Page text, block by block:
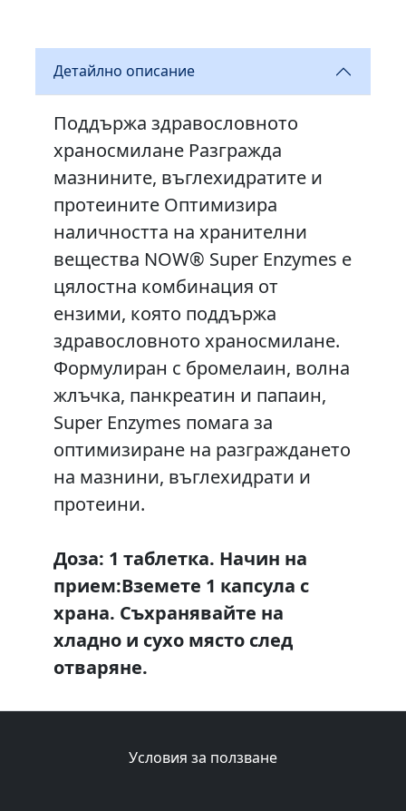
Детайлно описание
Поддържа здравословното
храносмилане Разгражда
мазнините, въглехидратите и
протеините Оптимизира
наличността на хранителни
вещества NOW® Super Enzymes е
цялостна комбинация от
ензими, която поддържа
здравословното храносмилане.
Формулиран с бромелаин, волна
жлъчка, панкреатин и папаин,
Super Enzymes помага за
оптимизиране на разграждането
на мазнини, въглехидрати и
протеини.
Доза: 1 таблетка. Начин на
прием:Вземете 1 капсула с
храна. Съхранявайте на
хладно и сухо място след
отваряне.
Условия за ползване